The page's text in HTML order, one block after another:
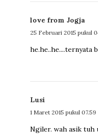
love from Jogja
25 Februari 2015 pukul
he.he..he....ternyata
Lusi
1 Maret 2015 pukul 07.59
Ngiler. wah asik tuh